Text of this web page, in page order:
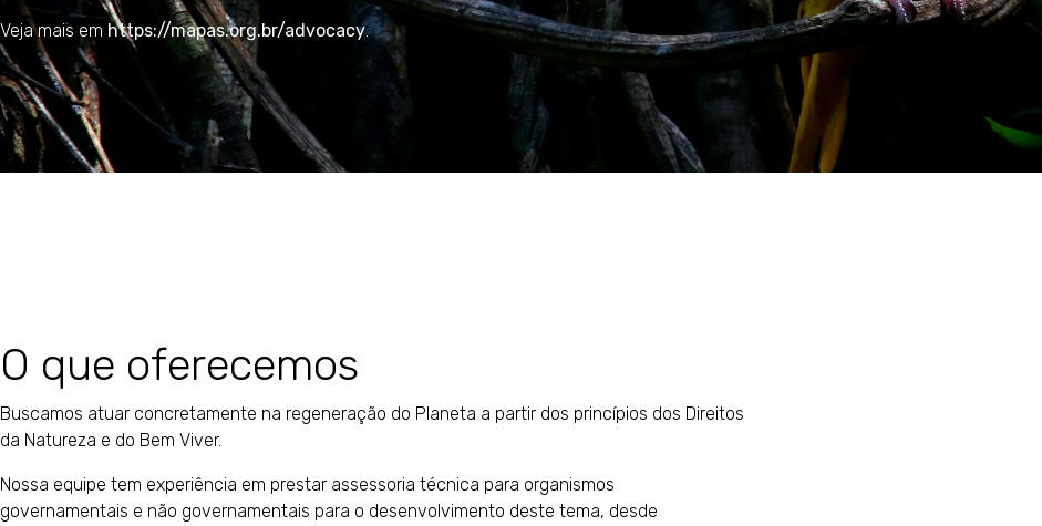
Veja mais em https://mapas.org.br/advocacy.
O que oferecemos
Buscamos atuar concretamente na regeneração do Planeta a partir dos princípios dos Direitos
da Natureza e do Bem Viver.
Nossa equipe tem experiência em prestar assessoria técnica para organismos
governamentais e não governamentais para o desenvolvimento deste tema, desde